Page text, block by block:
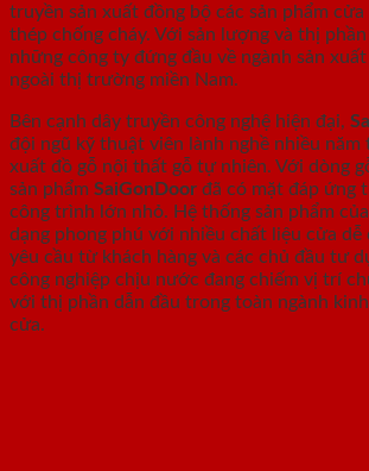
truyền sản xuất đồng bộ các sản phẩm
thép chống cháy. Với sản lượng và thị
những công ty đứng đầu về ngành sản
ngoài thị trường miền Nam.
Bên cạnh dây truyền công nghệ hiện đại,
đội ngũ kỹ thuật viên lành nghề nhiều năm
xuất đồ gỗ nội thất gỗ tự nhiên. Với dòng
sản phẩm SaiGonDoor đã có mặt đáp ứng
công trình lớn nhỏ. Hệ thống sản phẩm của
dạng phong phú với nhiều chất liệu cửa dễ
yêu cầu từ khách hàng và các chủ đầu tư
công nghiệp chịu nước đang chiếm vị trí
với thị phần dẫn đầu trong toàn ngành
cửa.